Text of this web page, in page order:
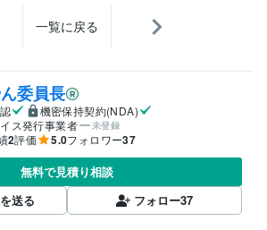
一覧に戻る
委員長
機密保持契約(NDA)
ス発行事業者
未登録
2評価 5.0フォロワー37
無料で見積り相談
送る
フォロー37